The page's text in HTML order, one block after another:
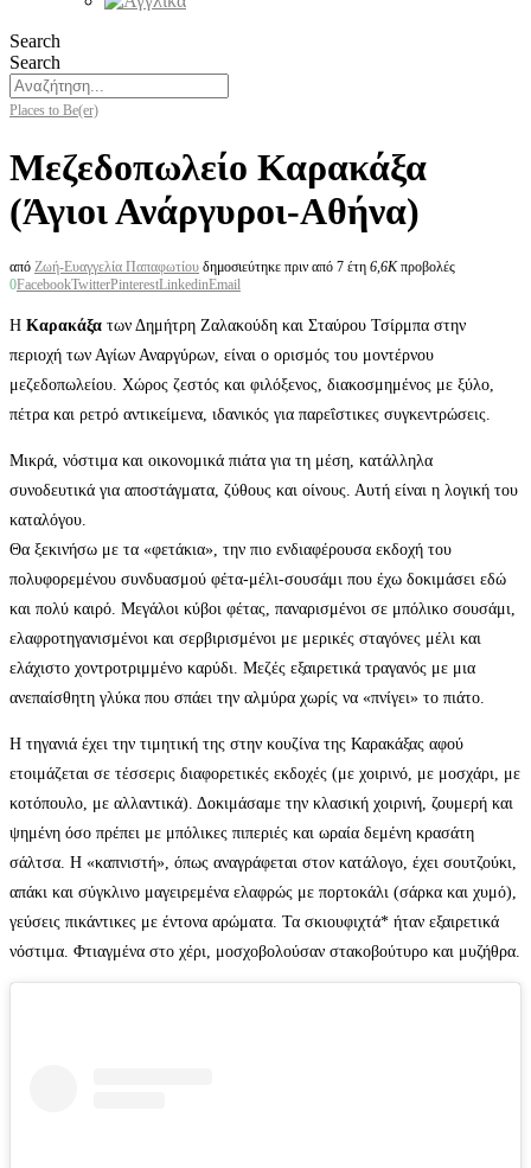
Search
Search
Places to Be(er)
Μεζεδοπωλείο Καρακάξα
(Άγιοι Ανάργυροι-Αθήνα)
από Ζωή-Ευαγγελία Παπαφωτίου δημοσιεύτηκε πριν από 7 έτη 6,6Kπροβολές
0FacebookTwitterPinterestLinkedinEmail
Η Καρακάξα των Δημήτρη Ζαλακούδη και Σταύρου Τσίρμπα στην
περιοχή των Αγίων Αναργύρων, είναι ο ορισμός του μοντέρνου
μεζεδοπωλείου. Χώρος ζεστός και φιλόξενος, διακοσμημένος με ξύλο,
πέτρα και ρετρό αντικείμενα, ιδανικός για παρεΐστικες συγκεντρώσεις.
Μικρά, νόστιμα και οικονομικά πιάτα για τη μέση, κατάλληλα
συνοδευτικά για αποστάγματα, ζύθους και οίνους. Αυτή είναι η λογική του
καταλόγου.
Θα ξεκινήσω με τα «φετάκια», την πιο ενδιαφέρουσα εκδοχή του
πολυφορεμένου συνδυασμού φέτα-μέλι-σουσάμι που έχω δοκιμάσει εδώ
και πολύ καιρό. Μεγάλοι κύβοι φέτας, παναρισμένοι σε μπόλικο σουσάμι,
ελαφροτηγανισμένοι και σερβιρισμένοι με μερικές σταγόνες μέλι και
ελάχιστο χοντροτριμμένο καρύδι. Μεζές εξαιρετικά τραγανός με μια
ανεπαίσθητη γλύκα που σπάει την αλμύρα χωρίς να «πνίγει» το πιάτο.
Η τηγανιά έχει την τιμητική της στην κουζίνα της Καρακάξας αφού
ετοιμάζεται σε τέσσερις διαφορετικές εκδοχές (με χοιρινό, με μοσχάρι, με
κοτόπουλο, με αλλαντικά). Δοκιμάσαμε την κλασική χοιρινή, ζουμερή και
ψημένη όσο πρέπει με μπόλικες πιπεριές και ωραία δεμένη κρασάτη
σάλτσα. Η «καπνιστή», όπως αναγράφεται στον κατάλογο, έχει σουτζούκι,
απάκι και σύγκλινο μαγειρεμένα ελαφρώς με πορτοκάλι (σάρκα και χυμό),
γεύσεις πικάντικες με έντονα αρώματα. Τα σκιουφιχτά* ήταν εξαιρετικά
νόστιμα. Φτιαγμένα στο χέρι, μοσχοβολούσαν στακοβούτυρο και μυζήθρα.